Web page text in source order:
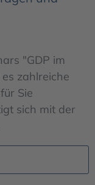
"GDP im
zahlreiche
Sie
sich mit der